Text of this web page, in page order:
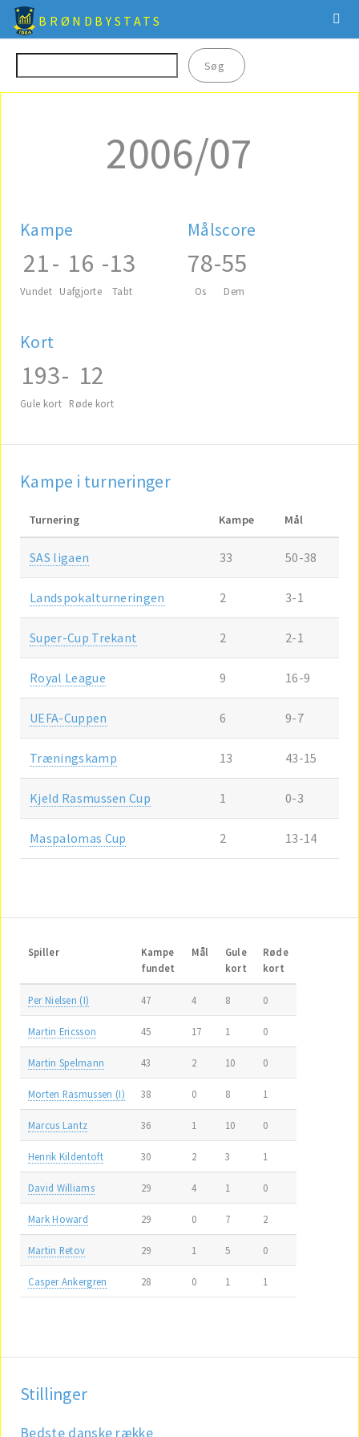
BRØNDBYSTATS
2006/07
Kampe
21
Vundet
- 16
Uafgjorte
-13
Tabt
Målscore
78
Os
-55
Dem
Kort
193
Gule kort
- 12
Røde kort
Kampe i turneringer
Turnering Kampe Mål
SAS ligaen 33 50-38
Landspokalturneringen 2 3-1
Super-Cup Trekant 2 2-1
Royal League 9 16-9
UEFA-Cuppen 6 9-7
Træningskamp 13 43-15
Kjeld Rasmussen Cup 1 0-3
Maspalomas Cup 2 13-14
Spiller
Kampe
fundet
Mål
Gule
kort
Røde
kort
Per Nielsen (I) 47 4 8 0
Martin Ericsson 45 17 1 0
Martin Spelmann 43 2 10 0
Morten Rasmussen (I) 38 0 8 1
Marcus Lantz 36 1 10 0
Henrik Kildentoft 30 2 3 1
David Williams 29 4 1 0
Mark Howard 29 0 7 2
Martin Retov 29 1 5 0
Casper Ankergren 28 0 1 1
Stillinger
Bedste danske række